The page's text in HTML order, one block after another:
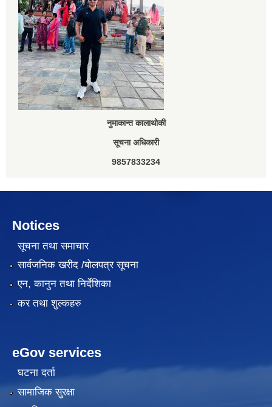
नुमाकान्त कालाथोकी
सूचना अधिकारी
9857833234
Notices
सूचना तथा समाचार
सार्वजनिक खरीद /बोलपत्र सूचना
एन, कानुन तथा निर्देशिका
कर तथा शुल्कहरु
eGov services
घटना दर्ता
सामाजिक सुरक्षा